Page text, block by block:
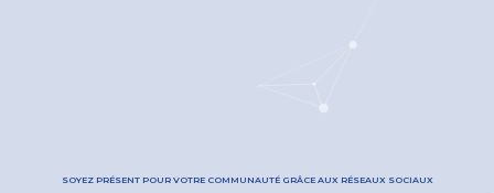
SOYEZ PRÉSENT POUR VOTRE COMMUNAUTÉ GRÂCE AUX RÉSEAUX SOCIAUX